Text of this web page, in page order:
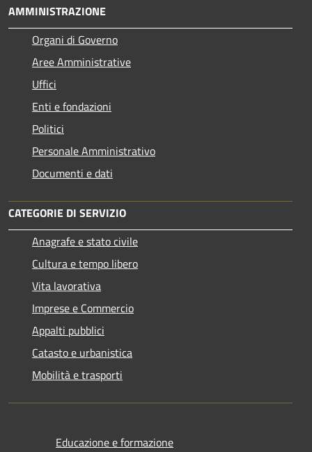
AMMINISTRAZIONE
Organi di Governo
Aree Amministrative
Uffici
Enti e fondazioni
Politici
Personale Amministrativo
Documenti e dati
CATEGORIE DI SERVIZIO
Anagrafe e stato civile
Cultura e tempo libero
Vita lavorativa
Imprese e Commercio
Appalti pubblici
Catasto e urbanistica
Mobilità e trasporti
Educazione e formazione